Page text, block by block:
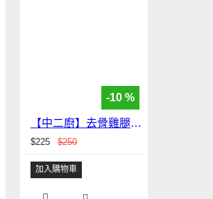
-10 %
【中二廚】去骨雞腿排(4片/包)
$225 $250
加入購物車